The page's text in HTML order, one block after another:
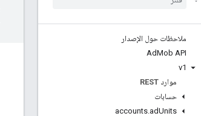
ملاحظات حول الإصدار
AdMob API
v1
موارد REST
حسابات
accounts.adUnits